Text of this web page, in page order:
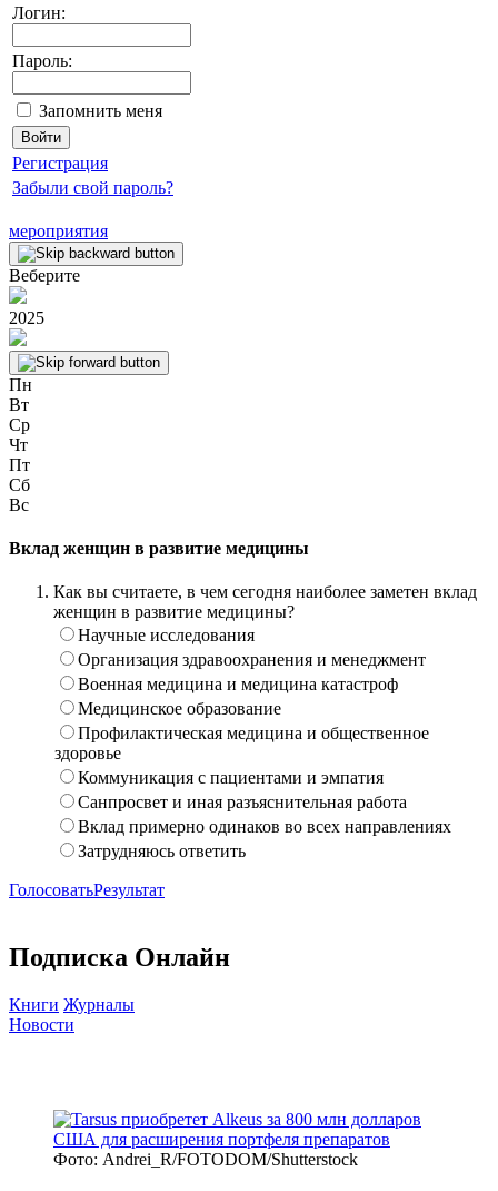
Логин:
Пароль:
Запомнить меня
Регистрация
Забыли свой пароль?
мероприятия
Веберите
2025
Пн
Вт
Ср
Чт
Пт
Сб
Вс
Вклад женщин в развитие медицины
Как вы считаете, в чем сегодня наиболее заметен вклад
женщин в развитие медицины?
Научные исследования
Организация здравоохранения и менеджмент
Военная медицина и медицина катастроф
Медицинское образование
Профилактическая медицина и общественное
здоровье
Коммуникация с пациентами и эмпатия
Санпросвет и иная разъяснительная работа
Вклад примерно одинаков во всех направлениях
Затрудняюсь ответить
ГолосоватьРезультат
Подписка Онлайн
Книги Журналы
Новости
Фото: Andrei_R/FOTODOM/Shutterstock